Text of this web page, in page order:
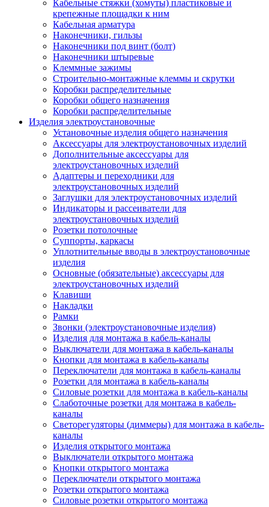
Кабельные стяжки (хомуты) пластиковые и
крепежные площадки к ним
Кабельная арматура
Наконечники, гильзы
Наконечники под винт (болт)
Наконечники штыревые
Клеммные зажимы
Строительно-монтажные клеммы и скрутки
Коробки распределительные
Коробки общего назначения
Коробки распределительные
Изделия электроустановочные
Установочные изделия общего назначения
Аксессуары для электроустановочных изделий
Дополнительные аксессуары для
электроустановочных изделий
Адаптеры и переходники для
электроустановочных изделий
Заглушки для электроустановочных изделий
Индикаторы и рассеиватели для
электроустановочных изделий
Розетки потолочные
Суппорты, каркасы
Уплотнительные вводы в электроустановочные
изделия
Основные (обязательные) аксессуары для
электроустановочных изделий
Клавиши
Накладки
Рамки
Звонки (электроустановочные изделия)
Изделия для монтажа в кабель-каналы
Выключатели для монтажа в кабель-каналы
Кнопки для монтажа в кабель-каналы
Переключатели для монтажа в кабель-каналы
Розетки для монтажа в кабель-каналы
Силовые розетки для монтажа в кабель-каналы
Слаботочные розетки для монтажа в кабель-
каналы
Светорегуляторы (диммеры) для монтажа в кабель-
каналы
Изделия открытого монтажа
Выключатели открытого монтажа
Кнопки открытого монтажа
Переключатели открытого монтажа
Розетки открытого монтажа
Силовые розетки открытого монтажа